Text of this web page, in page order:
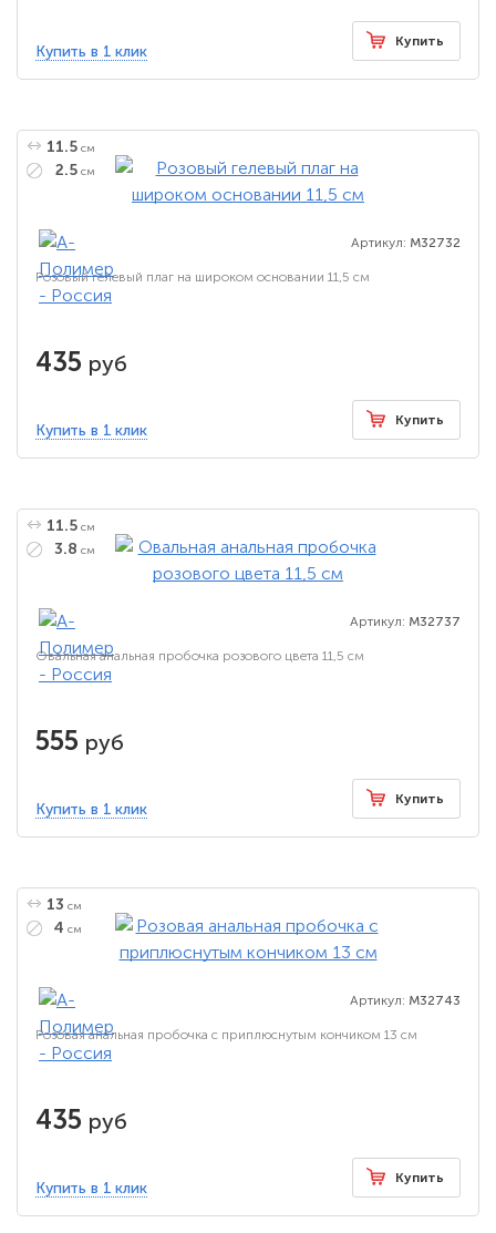
Купить в 1 клик
Купить
11.5 см
2.5 см
Артикул: M32732
Розовый гелевый плаг на широком основании 11,5 см
435 руб
Купить в 1 клик
Купить
11.5 см
3.8 см
Артикул: M32737
Овальная анальная пробочка розового цвета 11,5 см
555 руб
Купить в 1 клик
Купить
13 см
4 см
Артикул: M32743
Розовая анальная пробочка с приплюснутым кончиком 13 см
435 руб
Купить в 1 клик
Купить